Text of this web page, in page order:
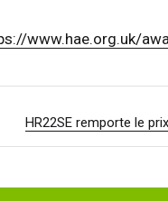
www.hae.org.uk/
HR22SE remporte le